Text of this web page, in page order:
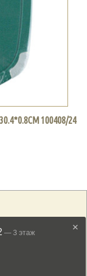
100408/24